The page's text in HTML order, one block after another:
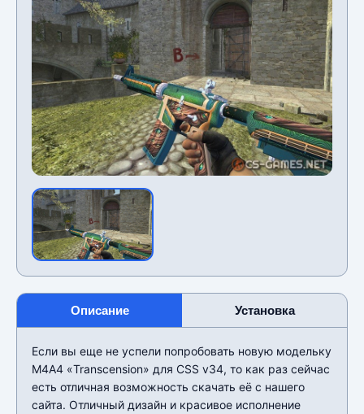
Описание Установка
Если вы еще не успели попробовать новую модельку
М4А4 «Transcension» для CSS v34, то как раз сейчас
есть отличная возможность скачать её с нашего
сайта. Отличный дизайн и красивое исполнение